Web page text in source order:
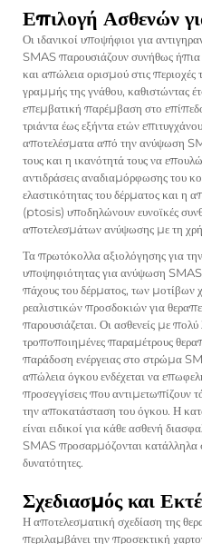
Επιλογή Ασθενών
Οι ιδανικοί υποψήφιοι για
SMAS παρουσιάζουν συνήθως
και απώλεια ορισμού στις
γραμμής της γνάθου, καθιστώντας
επεμβατική παρέμβαση στο
τριάντα έως εξήντα ετών
αποτελέσματα από την ανύψωση
τους και η ικανότητά τους να
αντιδράσεις αναδιαμόρφωσης του
ελαστικότητας του δέρματος και η
(ptosis) υποδηλώνουν ευνοϊκές
αποτελεσμάτων ανύψωσης με τη
Τα πρωτόκολλα αξιολόγησης για
υποψηφιότητας για ανύψωση
πάχους του δέρματος, των μοτίβων
ρεαλιστικών προσδοκιών για
παρουσιάζεται. Οι ασθενείς με
τροποποιημένες παραμέτρους
παράδοση ενέργειας στο στρώμα
απώλεια όγκου ενδέχεται να
προσεγγίσεις που αντιμετωπίζουν
την αποκατάσταση του όγκου. Η
είναι ειδικοί για κάθε ασθενή
SMAS προσαρμόζονται κατάλληλα
δυνατότητες.
Σχεδιασμός και
Η αποτελεσματική σχεδίαση της
περιλαμβάνει την προσεκτική